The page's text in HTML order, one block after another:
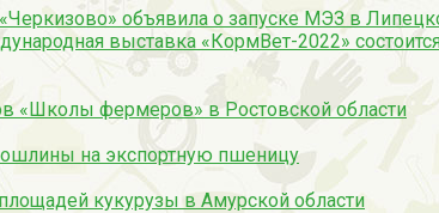
объявила о запуске МЭЗ в
выставка «КормВет-2022»
«Школы фермеров» в Ростовской области
на экспортную пшеницу
кукурузы в Амурской области